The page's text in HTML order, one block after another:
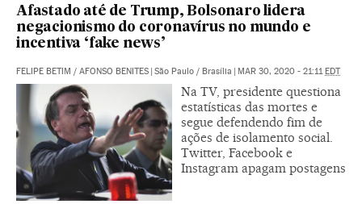
Afastado até de Trump, Bolsonaro lidera
negacionismo do coronavírus no mundo e
incentiva ‘fake news’
FELIPE BETIM / AFONSO BENITES | São Paulo / Brasília | MAR 30, 2020 - 21:11EDT
Na TV, presidente questiona
estatísticas das mortes e
segue defendendo fim de
ações de isolamento social.
Twitter, Facebook e
Instagram apagam postagens